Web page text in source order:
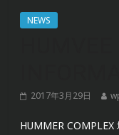
NEWS
2017年3月29日
HUMMER COMPLEX